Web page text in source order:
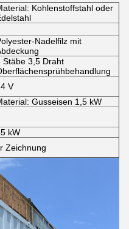
Kohlenstoffstahl oder
Nadelfilz mit
Stäbe 3,5 Draht
V
Gusseisen 1,5 kW
kW
Zeichnung